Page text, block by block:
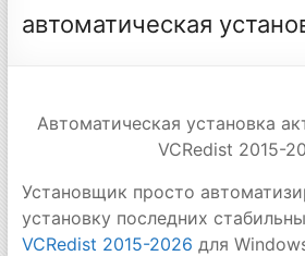
автоматическая
Автоматическая установка
VCRedist 2015-
Установщик просто
установку последних
VCRedist 2015-2026 для